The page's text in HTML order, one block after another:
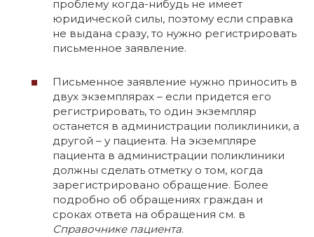
проблему когда-нибудь не имеет
юридической силы, поэтому если справка
не выдана сразу, то нужно регистрировать
письменное заявление.
Письменное заявление нужно приносить в
двух экземплярах – если придется его
регистрировать, то один экземпляр
останется в администрации поликлиники, а
другой – у пациента. На экземпляре
пациента в администрации поликлиники
должны сделать отметку о том, когда
зарегистрировано обращение. Более
подробно об обращениях граждан и
сроках ответа на обращения см. в
Справочнике пациента.